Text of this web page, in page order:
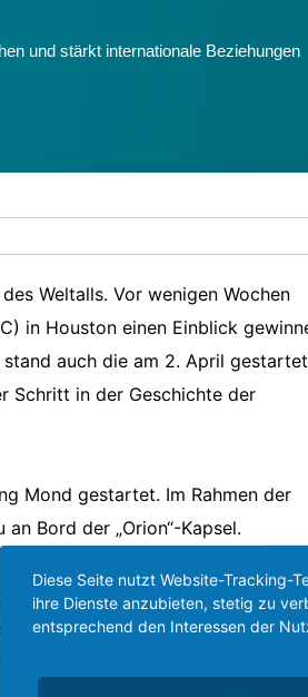
und stärkt internationale Beziehungen
Weltalls. Vor wenigen Wochen
in Houston einen Einblick
auch die am 2. April
Schritt in der Geschichte der
Mond gestartet. Im Rahmen der
Bord der „Orion“-Kapsel.
besonderer Termin. An diesem Ort
Raumfahrt. Es
Missionen wie Apollo 11 und die
Diese Seite nutzt Website-Tracking-
ihre Dienste anzubieten, stetig zu
entsprechend den Interessen der